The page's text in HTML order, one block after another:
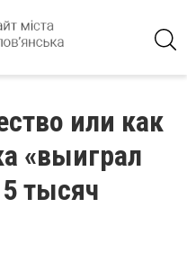
или как
«выиграл
тысяч